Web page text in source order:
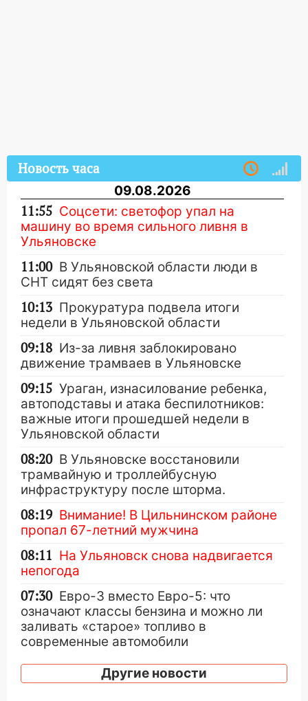
Новость часа
09.08.2026
11:55 Соцсети: светофор упал на
машину во время сильного ливня в
Ульяновске
11:00 В Ульяновской области люди в
СНТ сидят без света
10:13 Прокуратура подвела итоги
недели в Ульяновской области
09:18 Из-за ливня заблокировано
движение трамваев в Ульяновске
09:15 Ураган, изнасилование ребенка,
автоподставы и атака беспилотников:
важные итоги прошедшей недели в
Ульяновской области
08:20 В Ульяновске восстановили
трамвайную и троллейбусную
инфраструктуру после шторма.
08:19 Внимание! В Цильнинском районе
пропал 67-летний мужчина
08:11 На Ульяновск снова надвигается
непогода
07:30 Евро-3 вместо Евро-5: что
означают классы бензина и можно ли
заливать «старое» топливо в
современные автомобили
06:30 Какая погода будет в Ульяновской
области днем 9 августа
Другие новости